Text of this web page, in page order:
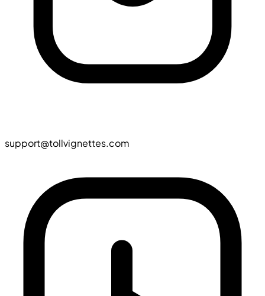
support@tollvignettes.com